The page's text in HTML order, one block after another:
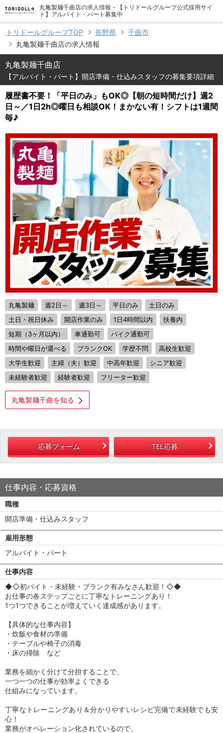
丸亀製麺千曲店の求人情報 - 【トリドールグループ公式採用サイ
ト】アルバイト・パート募集中
トリドールグループTOP 長野県
千曲市
丸亀製麺千曲店の求人情報
丸亀製麺千曲店
【アルバイト・パート】開店準備・仕込みスタッフの募集要項詳細
履歴書不要！「平日のみ」もOK◎【朝の短時間だけ】週2
日～／1日2h◎曜日も相談OK！まかない有！シフトは1週間
毎♪
丸亀製麺 週2日～ 週3日～ 平日のみ
土日のみ
土日・祝日休み
開店作業のみ 1日4時間以内
扶養内
短期（3ヶ月以内）
車通勤可
バイク通勤可
時間や曜日が選べる
ブランクOK 学歴不問
高校生歓迎
大学生歓迎
主婦（夫）歓迎 中高年歓迎
シニア歓迎
未経験者歓迎
経験者歓迎 フリーター歓迎
丸亀製麺千曲を知る
応募フォーム TEL応募
仕事内容・応募資格
職種
開店準備・仕込みスタッフ
雇用形態
アルバイト・パート
仕事内容
◆◇初バイト・未経験・ブランク有みなさん歓迎！◇◆
お仕事の各ステップごとに丁寧なトレーニングあり！
1つ1つできることが増えていく達成感があります。
【具体的な仕事内容】
・炊飯や食材の準備
・テーブルや椅子の消毒
・床の掃除 など
業務を細かく分けて分担することで、
一つ一つの仕事が効率よくできる
仕組みになっています。
丁寧なトレーニングあり＆分かりやすいレシピ完備で未経験でも安
心！
業務がオペレーション化されているので、